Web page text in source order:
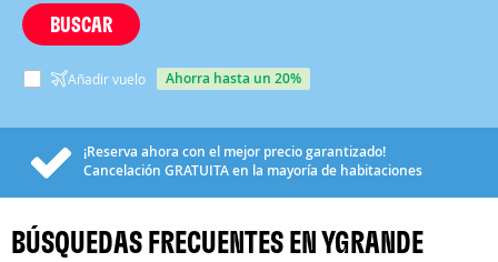
BUSCAR
Añadir vuelo ahorra hasta un 20%
¡Reserva ahora con el mejor precio garantizado!
Cancelación GRATUITAen la mayoría de habitaciones
BÚSQUEDAS FRECUENTES EN YGRANDE